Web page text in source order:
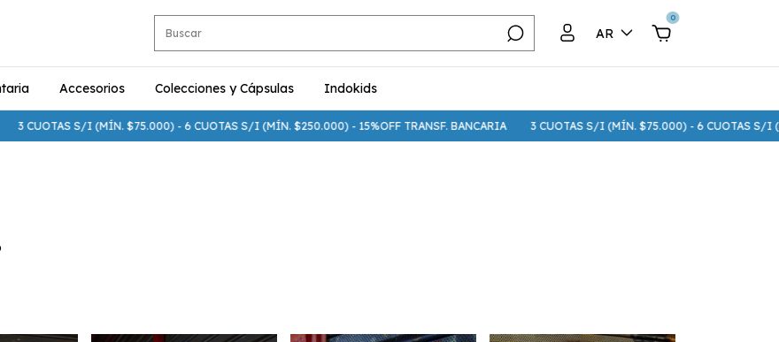
AR
0
Accesorios Colecciones y Cápsulas Indokids
I (MÍN. $75.000) - 6 CUOTAS S/I (MÍN. $250.000) - 15%OFF TRANSF. BANCARIA 3 CUOTAS S/I (MÍN. $75.000) - 6 CUOTAS S/I (MÍN. $250.000)